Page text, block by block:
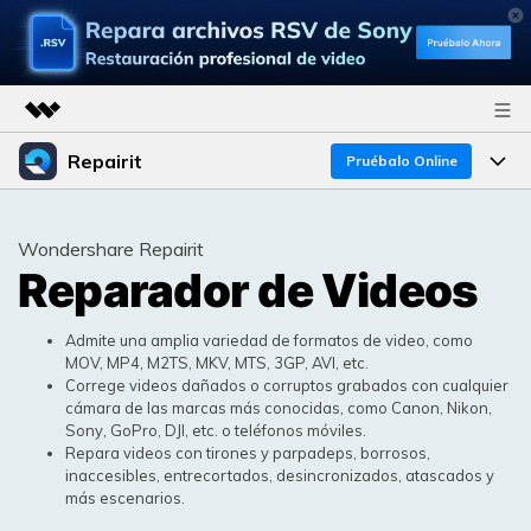
Productos destacados
Utilidades
Soluciones
Quiénes somos
Sala de prensa
Soporte
Repairit Pruébalo Online
Repara y mejora archivos con IA
multiplataforma
Pruébalo Gratis
Funciones
Para PC
En Línea
¿Por qué Repairit?
Experto en Reparación de Datos
Perspectiva Tecnológica
Guías y Soporte
Recursos
Soluciones de Video
Soluciones de Archivos
Precios
Wondershare Repairit
Reparador de Videos
Admite una amplia variedad de formatos de video, como
MOV, MP4, M2TS, MKV, MTS, 3GP, AVI, etc.
Correge videos dañados o corruptos grabados con cualquier
cámara de las marcas más conocidas, como Canon, Nikon,
Sony, GoPro, DJI, etc. o teléfonos móviles.
Repara videos con tirones y parpadeps, borrosos,
inaccesibles, entrecortados, desincronizados, atascados y
más escenarios.